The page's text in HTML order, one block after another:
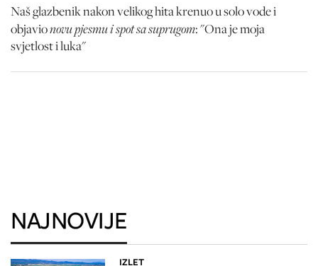
Naš glazbenik nakon velikog hita krenuo u solo vode i
objavionovu pjesmu i spot sa suprugom: "Ona je moja
svjetlost i luka"
NAJNOVIJE
IZLET